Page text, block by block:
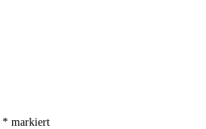
* markiert